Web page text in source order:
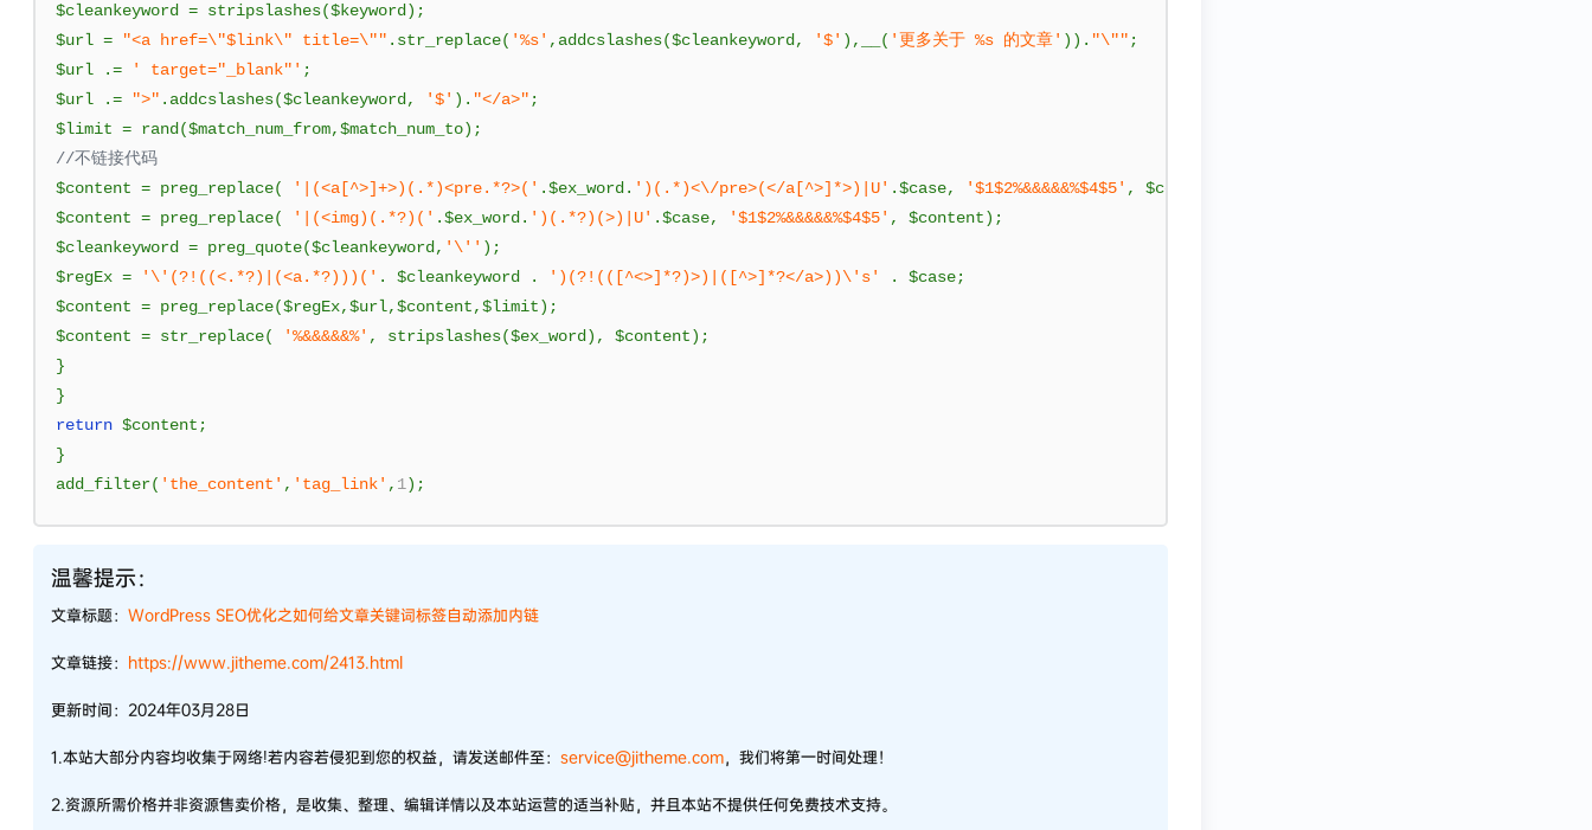
$cleankeyword = stripslashes($keyword );
$url = "<a href=\"$link\" title=\"" . str_replace( '%s' , addcslashes($cleankeyword , '$' ), ( '更多关于 %s 的文章' )). "\"" ;
$url
.= ' target="_blank"' ;
$url
.= ">" . addcslashes($cleankeyword , '$' ). "</a>" ;
$limit = rand ($match_num_from,$match_num_to);
//不链接代码
$content = preg_replace( '|(<a[^>]+>)(.*)<pre.*?>(' .$ex_word . ')(.*)<\/pre>(</a[^>]*>)|U' .$case, '$1$2%&&&&&%$4$5' , $content
$content = preg_replace( '|(<img)(.*?)(' .$ex_word . ')(.*?)(>)|U' .$case, '$1$2%&&&&&%$4$5' , $content);
$cleankeyword = preg_quote($cleankeyword , '\'' );
$regEx = '\'(?!((<.*?)|(<a.*?)))(' . $cleankeyword . ')(?!(([^<>]*?)>)|([^>]*?</a>))\'s' . $case;
$content = preg_replace($regEx,$url,$content,$limit);
$content = str_replace( '%&&&&&%' , stripslashes($ex_word ), $content);
}
}
return $content ;
}
add_filter( 'the_content' , 'tag_link' , 1);
温馨提示：
文章标题： WordPress SEO优化之如何给文章关键词标签自动添加内链
文章链接： https://www.jitheme.com/2413.html
更新时间：2024年03月28日
1.本站大部分内容均收集于网络!若内容若侵犯到您的权益，请发送邮件至： service@jitheme.com，我们将第一时间处理！
2.资源所需价格并非资源售卖价格，是收集、整理、编辑详情以及本站运营的适当补贴，并且本站不提供任何免费技术支持。